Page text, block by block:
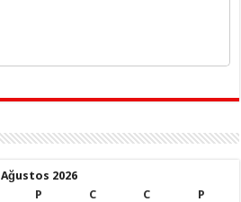
Ağustos 2026
P C C
P